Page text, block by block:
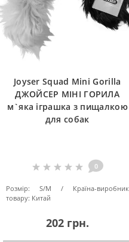
Joyser Squad Mini Gorilla
ДЖОЙСЕР МІНІ ГОРИЛА
м`яка іграшка з пищалкою
для собак
0
Розмір: S/M
Країна-виробник
товару: Китай
202 грн.